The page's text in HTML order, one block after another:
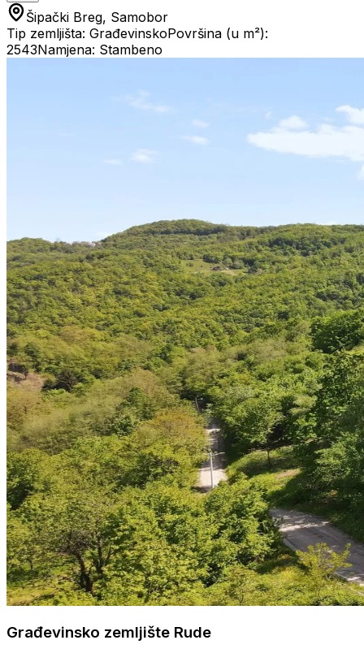
Šipački Breg, Samobor
Tip zemljišta: GrađevinskoPovršina (u m²):
2543Namjena: Stambeno
Građevinsko zemljište Rude